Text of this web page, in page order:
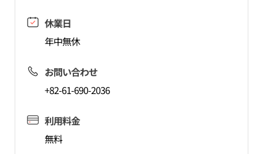
休業日
年中無休
お問い合わせ
+82-61-690-2036
利用料金
無料